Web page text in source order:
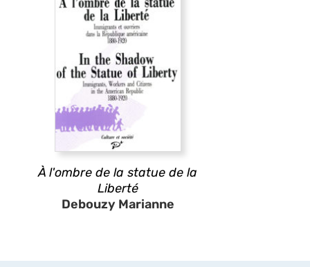
À l'ombre de la statue de la
Liberté
Debouzy Marianne